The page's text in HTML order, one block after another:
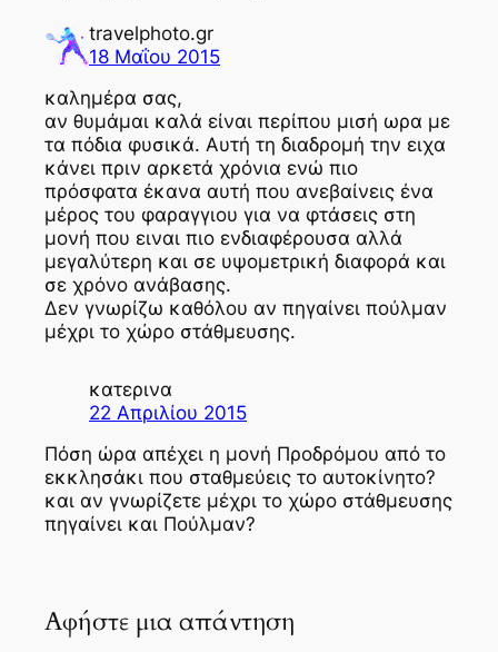
travelphoto.gr
18 Μαΐου 2015
καλημέρα σας,
αν θυμάμαι καλά είναι περίπου μισή ωρα με
τα πόδια φυσικά. Αυτή τη διαδρομή την ειχα
κάνει πριν αρκετά χρόνια ενώ πιο
πρόσφατα έκανα αυτή που ανεβαίνεις ένα
μέρος του φαραγγιου για να φτάσεις στη
μονή που ειναι πιο ενδιαφέρουσα αλλά
μεγαλύτερη και σε υψομετρική διαφορά και
σε χρόνο ανάβασης.
Δεν γνωρίζω καθόλου αν πηγαίνει πούλμαν
μέχρι το χώρο στάθμευσης.
κατερινα
22 Απριλίου 2015
Πόση ώρα απέχει η μονή Προδρόμου από το
εκκλησάκι που σταθμεύεις το αυτοκίνητο?
και αν γνωρίζετε μέχρι το χώρο στάθμευσης
πηγαίνει και Πούλμαν?
Αφήστε μια απάντηση